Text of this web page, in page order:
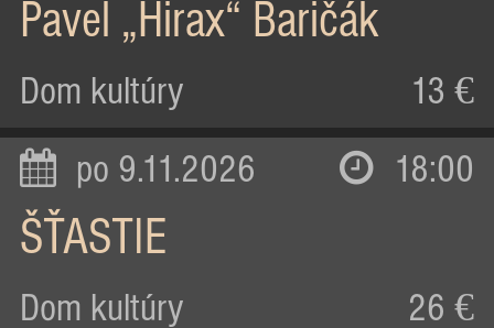
Pavel „Hirax“ Baričák
Dom kultúry 13 €
po 9.11.2026 18:00
ŠŤASTIE
Dom kultúry 26 €